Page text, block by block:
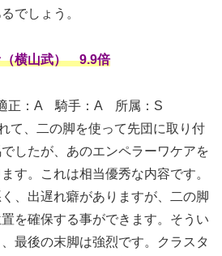
でしょう。
横山武） 9.9倍
：A 騎手：A 所属：S
て、二の脚を使って先団に取り付
したが、あのエンペラーワケアを
す。これは相当優秀な内容です。
、出遅れ癖がありますが、二の脚
を確保する事ができます。そうい
最後の末脚は強烈です。クラスタ